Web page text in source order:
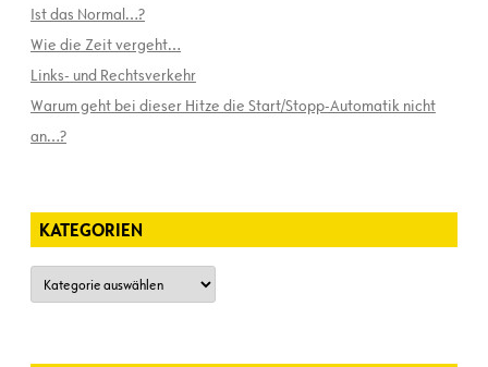
Ist das Normal…?
Wie die Zeit vergeht…
Links- und Rechtsverkehr
Warum geht bei dieser Hitze die Start/Stopp-Automatik nicht
an…?
KATEGORIEN
Kategorien